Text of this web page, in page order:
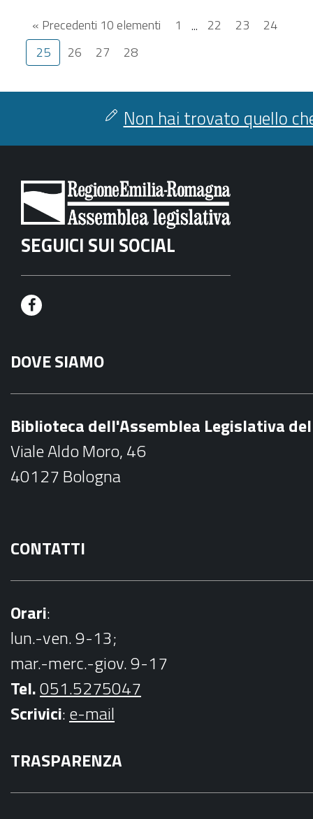
« Precedenti 10 elementi 1 ... 22 23
24
25
26 27 28
Non hai trovato quello
SEGUICI SUI SOCIAL
F
c
e
o
k
DOVE SIAMO
Biblioteca dell'Assemblea Legislativa
Viale Aldo Moro, 46
40127 Bologna
CONTATTI
Orari:
lun.-ven. 9-13;
mar.-merc.-giov. 9-17
Tel.051.5275047
Scrivici:e-mail
TRASPARENZA